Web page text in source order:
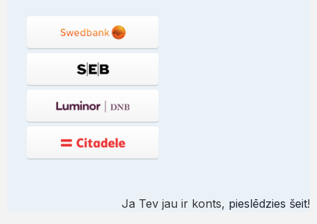
Ja Tev jau ir konts, pieslēdzies šeit!